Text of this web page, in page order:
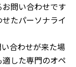
問い合わせです
たパーソナライ
合わせが来た場
した専門のオペ